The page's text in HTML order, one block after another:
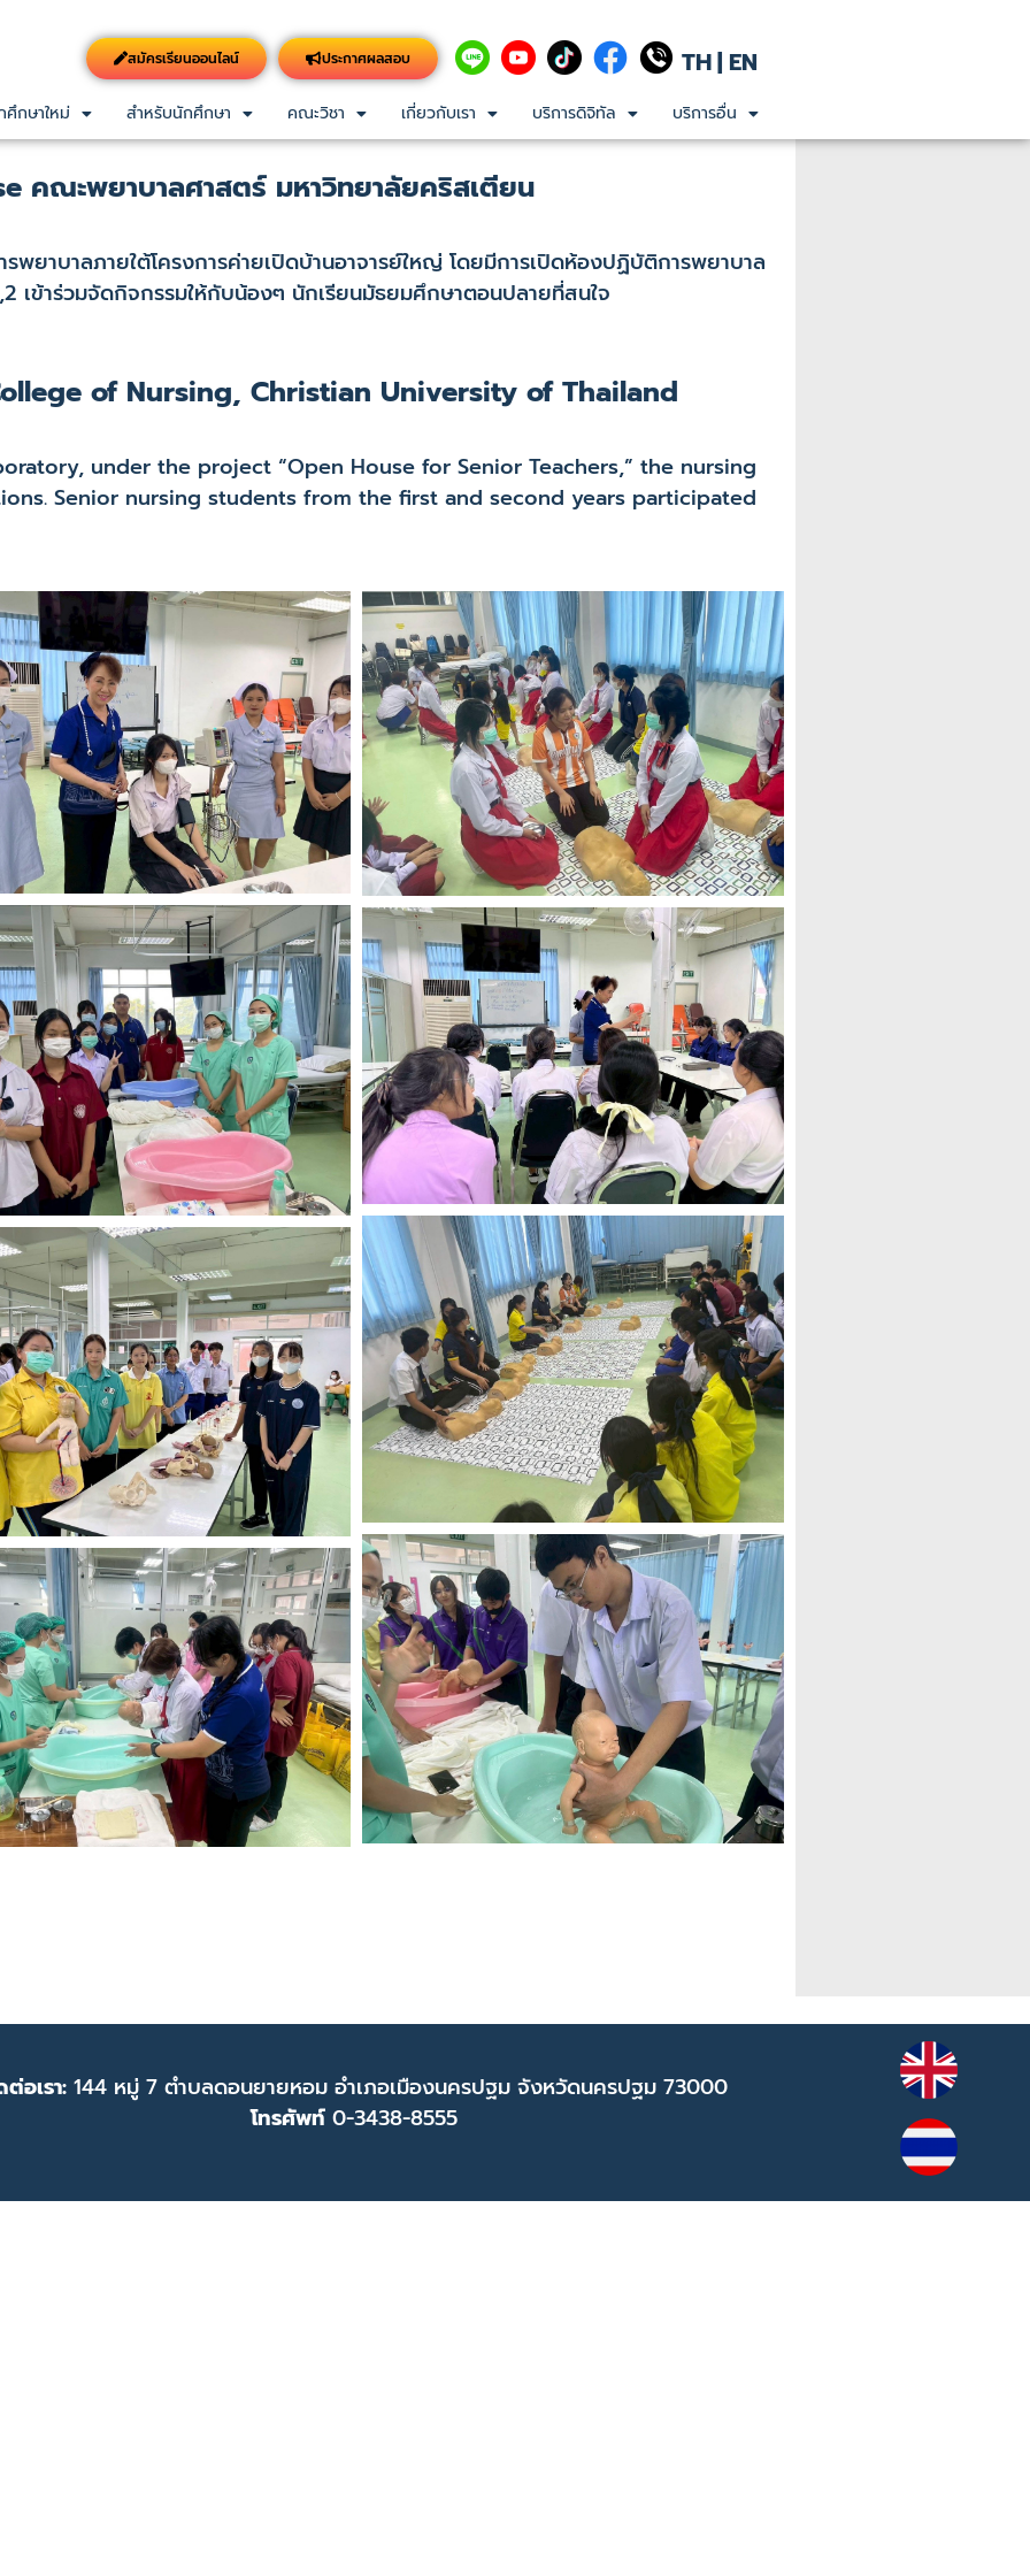
สมัครเรียนออนไลน์ ประกาศผลสอบ TH| EN
กษาใหม่ สำหรับนักศึกษา คณะวิชา เกี่ยวกับเรา บริการดิจิทัล บริการอื่น
คณะพยาบาลศาสตร์ มหาวิทยาลัยคริสเตียน
บาลภายใต้โครงการค่ายเปิดบ้านอาจารย์ใหญ่ โดยมีการเปิดห้องปฏิบัติการพยาบาล
ข้าร่วมจัดกิจกรรมให้กับน้องๆ นักเรียนมัธยมศึกษาตอนปลายที่สนใจ
of Nursing, Christian University of Thailand
under the project “Open House for Senior Teachers,” the nursing
Senior nursing students from the first and second years participated
อเรา:144 หมู่ 7 ตำบลดอนยายหอม อำเภอเมืองนครปฐม จังหวัดนครปฐม 73000
โทรศัพท์0-3438-8555